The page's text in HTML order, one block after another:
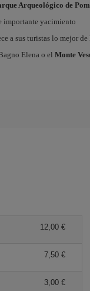
Arqueológico de
importante yacimiento
a sus turistas lo mejor de
Elena o el Monte
12,00 €
7,50 €
3,00 €